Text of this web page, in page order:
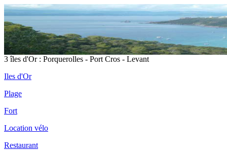
3 îles d'Or : Porquerolles - Port Cros - Levant
Iles d'Or
Plage
Fort
Location vélo
Restaurant